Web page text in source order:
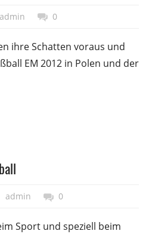
admin 0
ihre Schatten voraus und
EM 2012 in Polen und der
admin 0
Sport und speziell beim